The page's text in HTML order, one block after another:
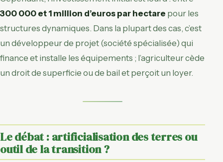
300 000 et 1 million d’euros par hectare pour les
structures dynamiques. Dans la plupart des cas, c’est
un développeur de projet (société spécialisée) qui
finance et installe les équipements ; l’agriculteur cède
un droit de superficie ou de bail et perçoit un loyer.
Le débat : artificialisation des terres ou
outil de la transition ?